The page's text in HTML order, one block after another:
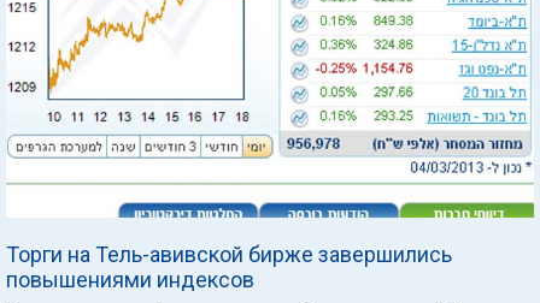
Торги на Тель-авивской бирже завершились
повышениями индексов